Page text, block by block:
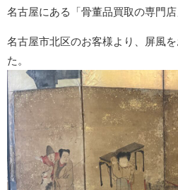
名古屋にある「骨董品買取の専門店
名古屋市北区のお客様より、屏風
た。